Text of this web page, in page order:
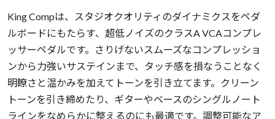
King Compは、スタジオクオリティのダイナミクスをペダ
ルボードにもたらす、超低ノイズのクラスA VCAコンプレ
ッサーペダルです。さりげないスムーズなコンプレッショ
ンから力強いサステインまで、タッチ感を損なうことなく
明瞭さと温かみを加えてトーンを引き立てます。クリーン
トーンを引き締めたり、ギターやベースのシングルノート
ラインをなめらかに整えるのにも最適です。調整可能なア